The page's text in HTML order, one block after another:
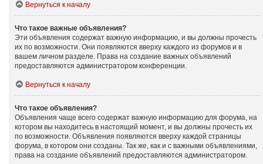
Вернуться к началу
Что такое важные объявления?
Эти объявления содержат важную информацию, и вы должны прочесть
их по возможности. Они появляются вверху каждого из форумов и в
вашем личном разделе. Права на создание важных объявлений
предоставляются администратором конференции.
Вернуться к началу
Что такое объявления?
Объявления чаще всего содержат важную информацию для форума, на
котором вы находитесь в настоящий момент, и вы должны прочесть их
по возможности. Объявления появляются вверху каждой страницы
форума, в котором они созданы. Так же, как и с важными объявлениями,
права на создание объявлений предоставляются администратором.